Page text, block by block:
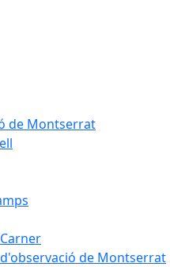
de Montserrat
d'observació de Montserrat